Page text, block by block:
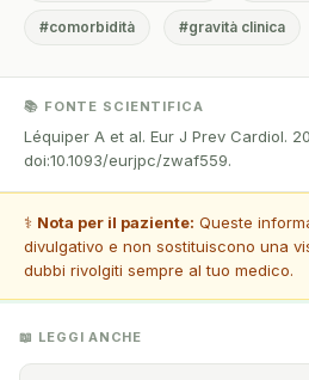
#comorbidità #gravità clinica
📚 FONTE SCIENTIFICA
Léquiper A et al. Eur J Prev Cardiol.
doi:10.1093/eurjpc/zwaf559.
⚕️ Nota per il paziente: Queste
divulgativo e non sostituiscono una
dubbi rivolgiti sempre al tuo medico.
📖 LEGGI ANCHE